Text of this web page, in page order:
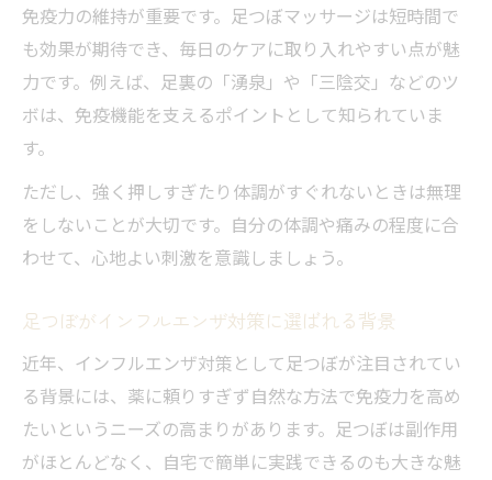
足つぼ 意味 ないと思う人に知ってほしいポ
イント
毎日の足つぼで体調管理をサポート
足つぼ 続けた結果の体感変化を解説
風邪が心配な季節におすすめの足つぼ
風邪予防に選ばれる足つぼの特徴と方法
免疫力アップを目指す足つぼ習慣を紹介
足つぼマッサージで寒さに負けない体作り
足つぼと風邪症状緩和の実体験まとめ
セルフケアで免疫力を高める足つぼ習慣
毎日続ける足つぼ習慣が免疫力に効く理由
免疫力の維持が重要です。足つぼマッサージは短時間で
も効果が期待でき、毎日のケアに取り入れやすい点が魅
力です。例えば、足裏の「湧泉」や「三陰交」などのツ
ボは、免疫機能を支えるポイントとして知られていま
す。
ただし、強く押しすぎたり体調がすぐれないときは無理
をしないことが大切です。自分の体調や痛みの程度に合
わせて、心地よい刺激を意識しましょう。
足つぼがインフルエンザ対策に選ばれる背景
近年、インフルエンザ対策として足つぼが注目されてい
る背景には、薬に頼りすぎず自然な方法で免疫力を高め
たいというニーズの高まりがあります。足つぼは副作用
がほとんどなく、自宅で簡単に実践できるのも大きな魅